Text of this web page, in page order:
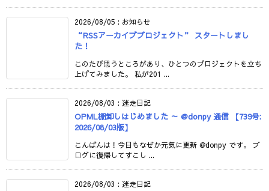
2026/08/05 : お知らせ
“RSSアーカイブプロジェクト” スタートしまし
た！
このたび思うところがあり、ひとつのプロジェクトを立ち
上げてみました。 私が201 ...
2026/08/03 : 迷走日記
OPML棚卸しはじめました ～ @donpy 通信 【739号:
2026/08/03版】
こんばんは！今日もなぜか元気に更新 @donpy です。 ブ
ログに復帰してすこし ...
2026/08/03 : 迷走日記